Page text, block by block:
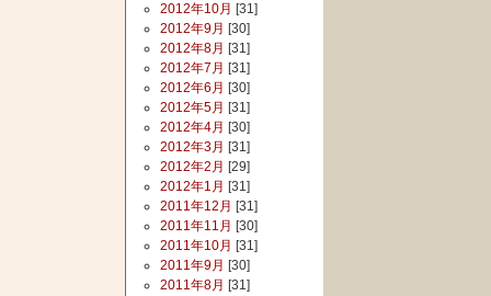
2012年10月 [31]
2012年9月 [30]
2012年8月 [31]
2012年7月 [31]
2012年6月 [30]
2012年5月 [31]
2012年4月 [30]
2012年3月 [31]
2012年2月 [29]
2012年1月 [31]
2011年12月 [31]
2011年11月 [30]
2011年10月 [31]
2011年9月 [30]
2011年8月 [31]